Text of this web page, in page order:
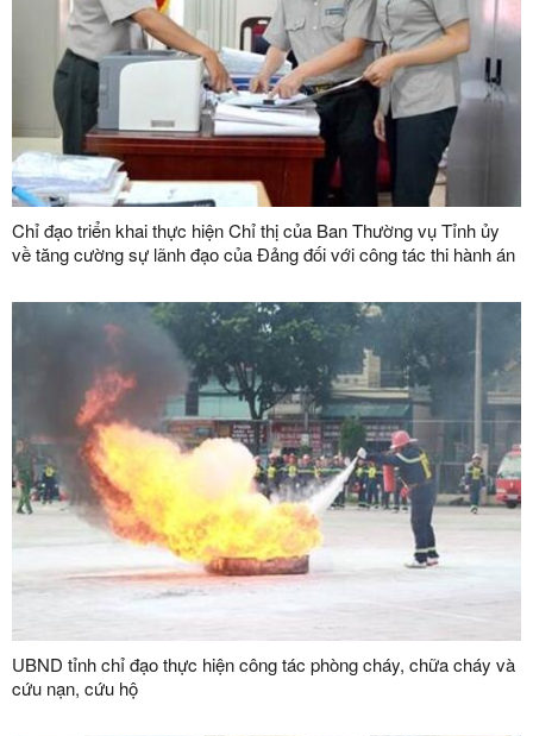
Chỉ đạo triển khai thực hiện Chỉ thị của Ban Thường vụ Tỉnh ủy
về tăng cường sự lãnh đạo của Đảng đối với công tác thi hành án
UBND tỉnh chỉ đạo thực hiện công tác phòng cháy, chữa cháy và
cứu nạn, cứu hộ